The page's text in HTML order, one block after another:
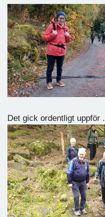
Det gick ordentligt uppför .